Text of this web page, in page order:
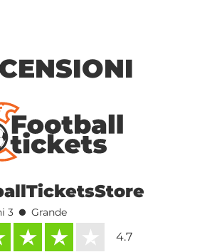
3 • Grande
4.7